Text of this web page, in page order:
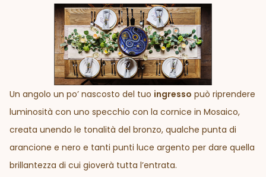
Un angolo un po’ nascosto del tuo ingresso può riprendere
luminosità con uno specchio con la cornice in Mosaico,
creata unendo le tonalità del bronzo, qualche punta di
arancione e nero e tanti punti luce argento per dare quella
brillantezza di cui gioverà tutta l’entrata.